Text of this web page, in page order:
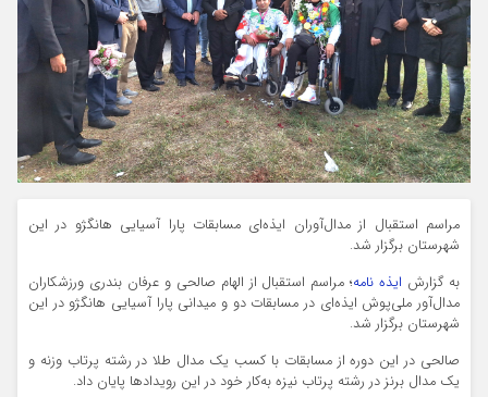
مراسم استقبال از مدال‌آوران ایذه‌ای مسابقات پارا آسیایی هانگژو در این
شهرستان برگزار شد.
به گزارش ایذه نامه؛ مراسم استقبال از الهام صالحی و عرفان بندری ورزشکاران
مدال‌آور ملی‌پوش ایذه‌ای در مسابقات دو و میدانی پارا آسیایی هانگژو در این
شهرستان برگزار شد.
صالحی در این دوره از مسابقات با کسب یک مدال طلا در رشته پرتاب وزنه و
یک مدال برنز در رشته پرتاب نیزه به‌کار خود در این رویدادها پایان داد.